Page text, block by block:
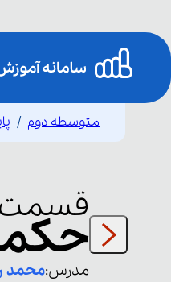
متوسطه دوم
قسمت
مدرس:محمد